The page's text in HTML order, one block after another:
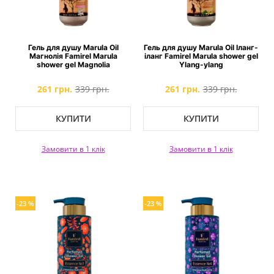
Гель для душу Marula Oil
Магнолія Famirel Marula
shower gel Magnolia
261 грн. 339 грн.
КУПИТИ
Замовити в 1 клік
Гель для душу Marula Oil Іланг-
іланг Famirel Marula shower gel
Ylang-ylang
261 грн. 339 грн.
КУПИТИ
Замовити в 1 клік
-23 % -23 %